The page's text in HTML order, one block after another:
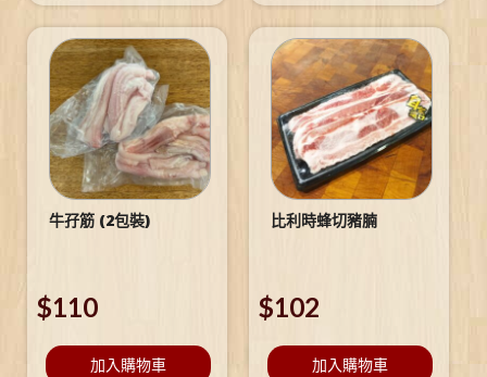
牛孖筋 (2包裝)
$110
加入購物車
比利時蜂切豬腩
$102
加入購物車